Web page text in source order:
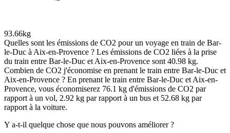
93.66kg
Quelles sont les émissions de CO2 pour un voyage en train de Bar-
le-Duc à Aix-en-Provence ? Les émissions de CO2 liées à la prise
du train entre Bar-le-Duc et Aix-en-Provence sont 40.98 kg.
Combien de CO2 j'économise en prenant le train entre Bar-le-Duc et
Aix-en-Provence ? En prenant le train entre Bar-le-Duc et Aix-en-
Provence, vous économiserez 76.1 kg d'émissions de CO2 par
rapport à un vol, 2.92 kg par rapport à un bus et 52.68 kg par
rapport à la voiture.
Y a-t-il quelque chose que nous pouvons améliorer ?